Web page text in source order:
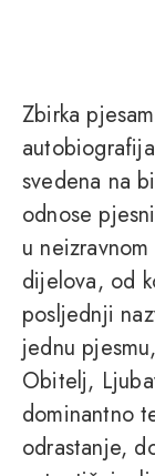
Zbirka
svedena na
odnose
u
dijelova, od
posljednji
jednu
Obitelj,
dominantno
odrastanje,